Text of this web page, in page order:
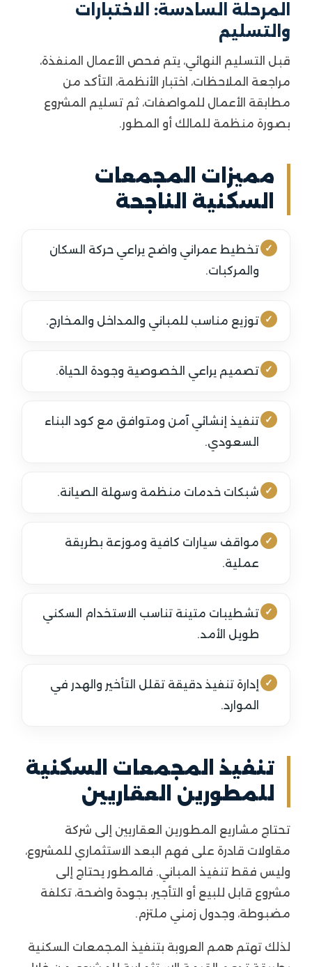
المرحلة السادسة: الاختبارات
والتسليم
قبل التسليم النهائي، يتم فحص الأعمال المنفذة،
مراجعة الملاحظات، اختبار الأنظمة، التأكد من
مطابقة الأعمال للمواصفات، ثم تسليم المشروع
بصورة منظمة للمالك أو المطور.
مميزات المجمعات
السكنية الناجحة
تخطيط عمراني واضح يراعي حركة السكان
والمركبات.
توزيع مناسب للمباني والمداخل والمخارج.
تصميم يراعي الخصوصية وجودة الحياة.
تنفيذ إنشائي آمن ومتوافق مع كود البناء
السعودي.
شبكات خدمات منظمة وسهلة الصيانة.
مواقف سيارات كافية وموزعة بطريقة
عملية.
تشطيبات متينة تناسب الاستخدام السكني
طويل الأمد.
إدارة تنفيذ دقيقة تقلل التأخير والهدر في
الموارد.
تنفيذ المجمعات السكنية
للمطورين العقاريين
تحتاج مشاريع المطورين العقاريين إلى شركة
مقاولات قادرة على فهم البعد الاستثماري للمشروع،
وليس فقط تنفيذ المباني. فالمطور يحتاج إلى
مشروع قابل للبيع أو التأجير، بجودة واضحة، تكلفة
مضبوطة، وجدول زمني ملتزم.
لذلك تهتم همم العروبة بتنفيذ المجمعات السكنية